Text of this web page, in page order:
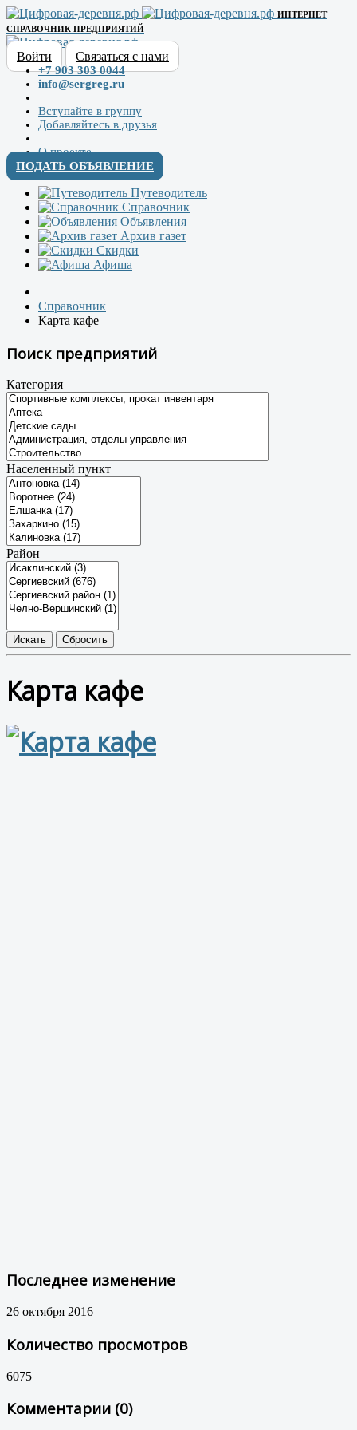
ИНТЕРНЕТ
СПРАВОЧНИК ПРЕДПРИЯТИЙ
Войти Связаться с нами
+7 903 303 0044
info@sergreg.ru
Вступайте в группу
Добавляйтесь в друзья
О проекте
ПОДАТЬ ОБЪЯВЛЕНИЕ
Путеводитель
Справочник
Объявления
Архив газет
Скидки
Афиша
Справочник
Карта кафе
Поиск предприятий
Категория
Населенный пункт
Район
Карта кафе
Последнее изменение
26 октября 2016
Количество просмотров
6075
Комментарии (0)